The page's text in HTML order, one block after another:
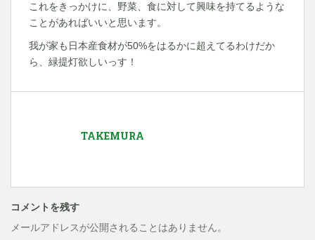
これをきっかけに、野菜、食に対して興味を持てるような
ことがあればいいと思います。
我が家も日本産食材が50%をはるかに超えてるわけだか
ら、緑提灯欲しいっす！
TAKEMURA
コメントを残す
メールアドレスが公開されることはありません。